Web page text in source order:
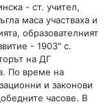
- ст. учител,
маса участваха и
образователният
- 1903" с.
на ДГ
По време на
и законови
часове. В